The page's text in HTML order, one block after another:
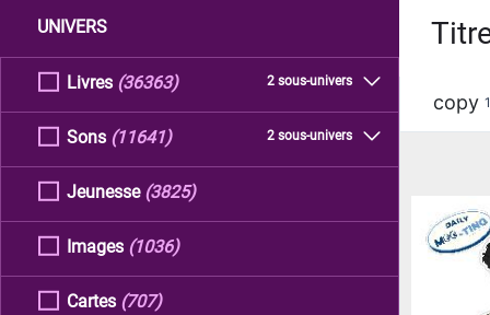
UNIVERS
Livres 2 sous-univers
(36363)
Sons 2 sous-univers
(11641)
Jeunesse (3825)
Images (1036)
Cartes (707)
copy